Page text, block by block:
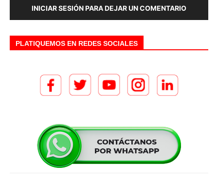
INICIAR SESIÓN PARA DEJAR UN COMENTARIO
PLATIQUEMOS EN REDES SOCIALES